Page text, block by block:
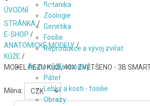
Botanika
Zoologie
Genetika
Fosilie
Reprodukce a vývoj zvířat
Anatomické modely
Páteř
Lebky a kosti - fosilie
Obrazy
Menu
ÚVODNÍ
STRÁNKA /
E-SHOP /
ANATOMICKÉ MODELY/
KŮŽE /
MODEL ŘEZU KŮŽÍ, 40X ZVĚTŠENO - 3B
Měna: